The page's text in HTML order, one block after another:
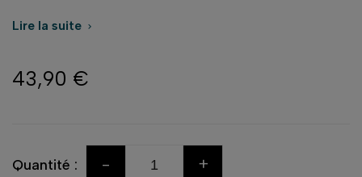
Lire la suite 
43,90 €
Quantité : - +